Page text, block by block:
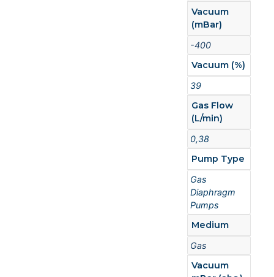
Vacuum
(mBar)
-400
Vacuum (%)
39
Gas Flow
(L/min)
0,38
Pump Type
Gas
Diaphragm
Pumps
Medium
Gas
Vacuum